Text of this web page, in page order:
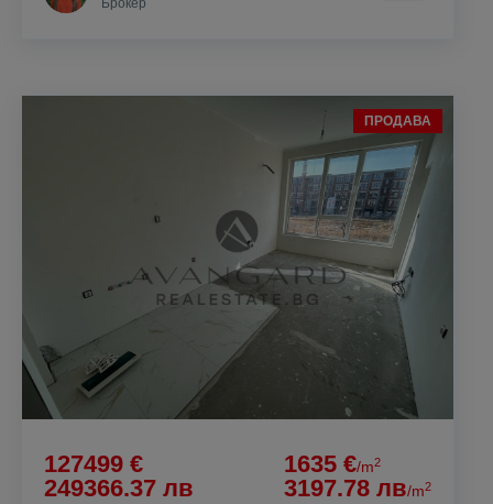
Брокер
ПРОДАВА
127499 €
249366.37 лв
1635 €/m2
3197.78 лв/m2